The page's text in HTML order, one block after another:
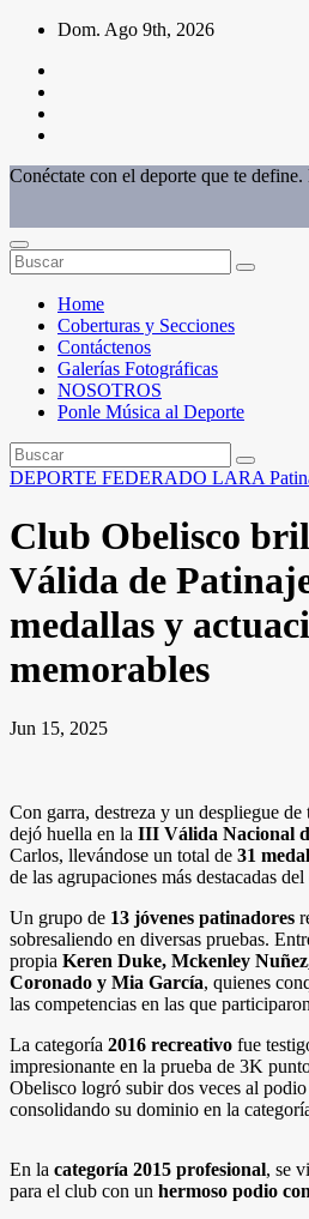
Saltar
contenido
Dom. Ago 9th, 2026
Conéctate con el deporte que te
Home
Coberturas y Secciones
Contáctenos
Galerías Fotográficas
NOSOTROS
Ponle Música al Deporte
DEPORTE FEDERADO LARA
Club Obelisco
Válida de
medallas y
memorables
Jun 15, 2025
Con garra, destreza y un despliegue
dejó huella en la III Válida Nacional
Carlos, llevándose un total de 31
de las agrupaciones más destacadas
Un grupo de 13 jóvenes patinadores
sobresaliendo en diversas pruebas.
propia Keren Duke, Mckenley
Coronado y Mia García, quienes
las competencias en las que
La categoría 2016 recreativo fue
impresionante en la prueba de 3K
Obelisco logró subir dos veces al
consolidando su dominio en la
En la categoría 2015 profesional, se
para el club con un hermoso podio